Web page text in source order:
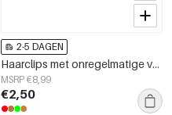
2-5 DAGEN
Haarclips met onregelmatige vorm, gemaakt van imitatieacetaat, dagelijkse accessoires
MSRP €8,99
€2,50